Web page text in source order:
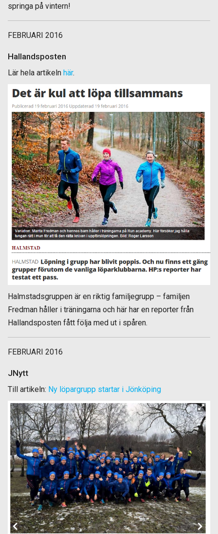
springa på vintern!
FEBRUARI 2016
Hallandsposten
Lär hela artikeln här.
Halmstadsgruppen är en riktig familjegrupp – familjen
Fredman håller i träningarna och här har en reporter från
Hallandsposten fått följa med ut i spåren.
FEBRUARI 2016
JNytt
Till artikeln: Ny löpargrupp startar i Jönköping